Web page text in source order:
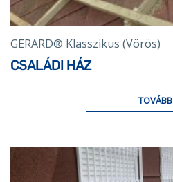
GERARD® Klasszikus (Vörös)
CSALÁDI HÁZ
TOVÁBB